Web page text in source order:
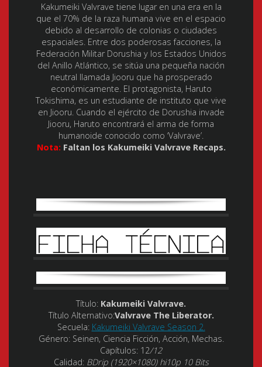
Kakumeiki Valvrave tiene lugar en una era en la
que el 70% de la raza humana vive en el espacio
debido al desarrollo de colonias o ciudades
espaciales. Entre dos poderosas facciones, la
Federación Militar Dorushia y los Estados Unidos
del Anillo Atlántico, se sitúa una pequeña nación
neutral llamada Jiooru que ha prosperado
económicamente. El protagonista, Haruto
Tokishima, es un estudiante de instituto que vive
en Jiooru. Cuando el ejército de Dorushia invade
Jiooru, Haruto encontrará el arma de forma
humanoide conocido como ‘Valvrave’.
Nota: Faltan los Kakumeiki Valvrave Recaps.
Título: Kakumeiki Valvrave.
Título Alternativo:Valvrave The Liberator.
Secuela: Kakumeiki Valvrave Season 2.
Género:Seinen, Ciencia Ficción, Acción, Mechas.
Capítulos: 12/12
Calidad: BDrip (1920×1080) hi10p 10 Bits